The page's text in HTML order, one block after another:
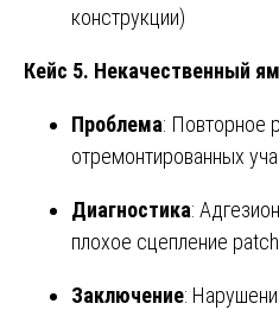
конструкции)
Кейс 5. Некачественный
Проблема: Повторное
отремонтированных
Диагностика:
плохое сцепление
Заключение: